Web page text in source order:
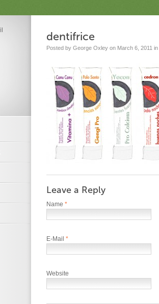
dentifrice
Posted by George Oxley on March 6, 2011 in
Leave a Reply
Name *
E-Mail *
Website